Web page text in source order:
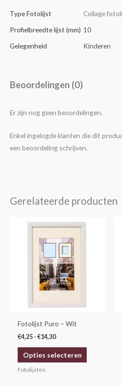
Type Fotolijst
Collage
Profielbreedte lijst (mm) 10
Gelegenheid
Kinderen
Beoordelingen (0)
Er zijn nog geen beoordelingen.
Enkel ingelogde klanten die dit
een beoordeling schrijven.
Gerelateerde producten
Fotolijst Puro – Wit
€4,25 - €14,30
Prijsklasse:
€4,25
tot
€14,30
Opties selecteren
kan
Fotolijsten